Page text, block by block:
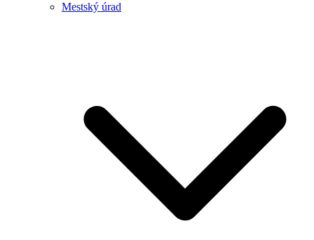
Mestský úrad